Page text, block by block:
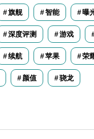
旗舰 智能 曝
深度评测 游戏
续航 苹果 荣
颜值 骁龙